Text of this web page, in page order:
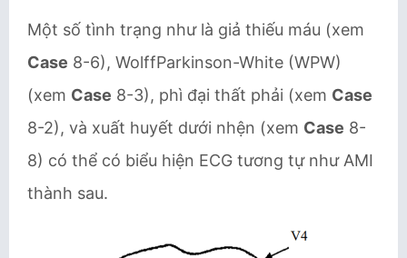
Một số tình trạng như là giả thiếu máu (xem
Case 8-6), WolffParkinson-White (WPW)
(xem Case 8-3), phì đại thất phải (xem Case
8-2), và xuất huyết dưới nhện (xem Case 8-
8) có thể có biểu hiện ECG tương tự như AMI
thành sau.